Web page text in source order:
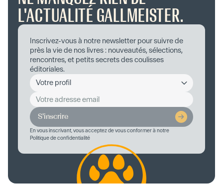
L'ACTUALITÉ GALLMEISTER.
Inscrivez-vous à notre newsletter pour suivre de
près la vie de nos livres : nouveautés, sélections,
rencontres, et petits secrets des coulisses
éditoriales.
S'inscrire
En vous inscrivant, vous acceptez de vous conformer à notre
Politique de confidentialité